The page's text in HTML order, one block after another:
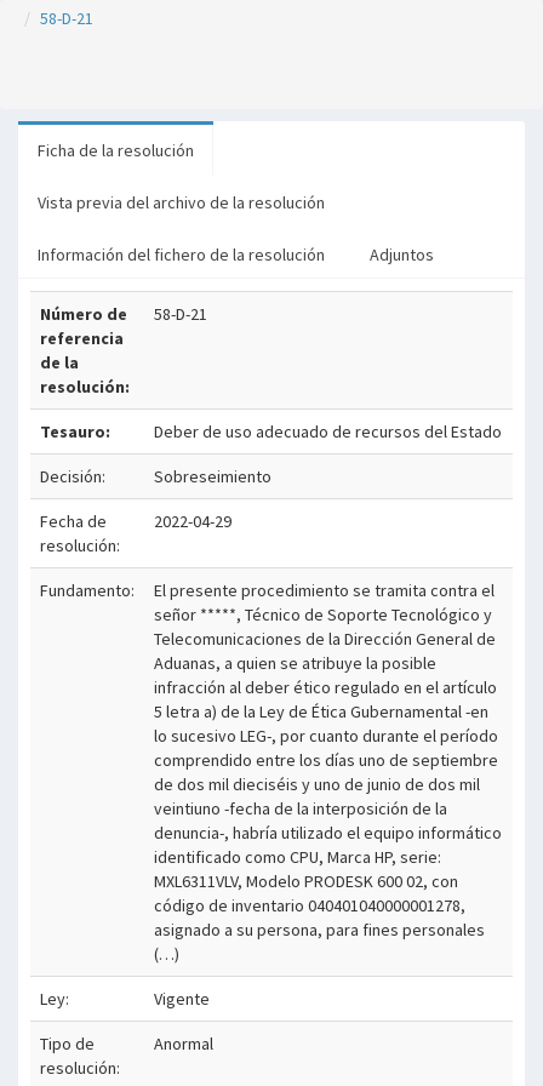
58-D-21
Ficha de la resolución
Vista previa del archivo de la resolución
Información del fichero de la resolución Adjuntos
Número de
referencia
de la
resolución:
58-D-21
Tesauro: Deber de uso adecuado de recursos del Estado
Decisión: Sobreseimiento
Fecha de
resolución:
2022-04-29
Fundamento:
El presente procedimiento se tramita contra el
señor *****, Técnico de Soporte Tecnológico y
Telecomunicaciones de la Dirección General de
Aduanas, a quien se atribuye la posible
infracción al deber ético regulado en el artículo
5 letra a) de la Ley de Ética Gubernamental -en
lo sucesivo LEG-, por cuanto durante el período
comprendido entre los días uno de septiembre
de dos mil dieciséis y uno de junio de dos mil
veintiuno -fecha de la interposición de la
denuncia-, habría utilizado el equipo informático
identificado como CPU, Marca HP, serie:
MXL6311VLV, Modelo PRODESK 600 02, con
código de inventario 040401040000001278,
asignado a su persona, para fines personales
(…)
Ley: Vigente
Tipo de
resolución:
Anormal